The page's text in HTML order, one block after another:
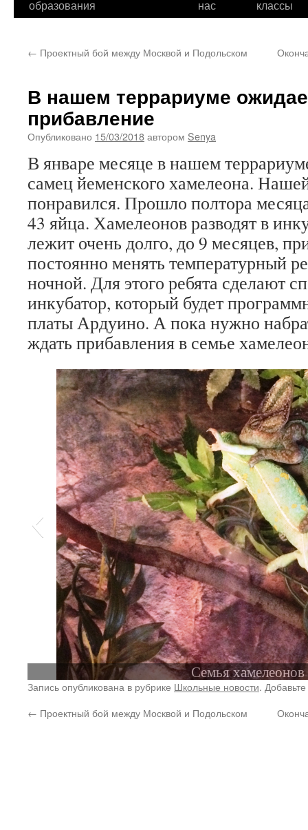
образования
нас
классы
← Проектный бой между Москвой и Подольском
В нашем террариуме
прибавление
Опубликовано 15/03/2018автором Senya
В январе месяце в нашем
самец йеменского хамелеона.
понравился. Прошло полтора
43 яйца. Хамелеонов разводят в
лежит очень долго, до 9 месяцев,
постоянно менять температурный
ночной. Для этого ребята сделают
инкубатор, который будет
платы Ардуино. А пока нужно
ждать прибавления в семье
Семья хамелеонов
Запись опубликована в рубрике Школьные новости.
← Проектный бой между Москвой и Подольском